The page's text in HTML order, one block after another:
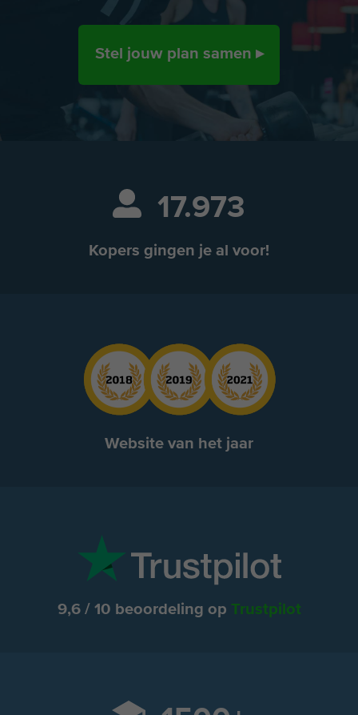
Stel jouw plan samen ▸
17.973
Kopers gingen je al voor!
Website van het jaar
9,6 / 10 beoordeling op Trustpilot